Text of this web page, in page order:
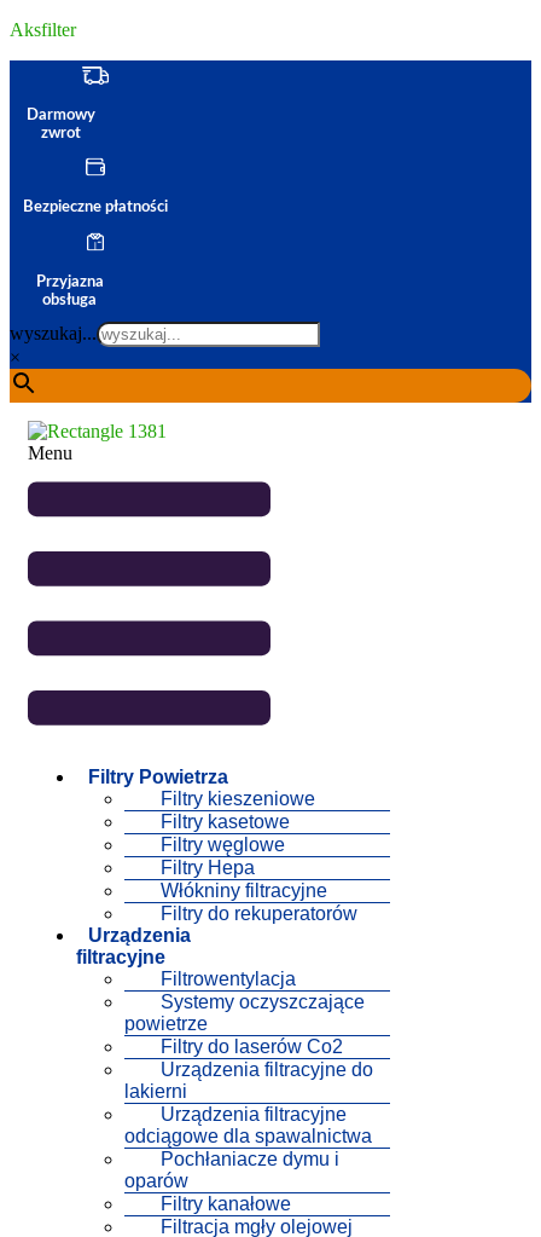
Aksfilter
Darmowy
zwrot
Bezpieczne płatności
Przyjazna
obsługa
wyszukaj...
×
Menu
Filtry Powietrza
Filtry kieszeniowe
Filtry kasetowe
Filtry węglowe
Filtry Hepa
Włókniny filtracyjne
Filtry do rekuperatorów
Urządzenia
filtracyjne
Filtrowentylacja
Systemy oczyszczające
powietrze
Filtry do laserów Co2
Urządzenia filtracyjne do
lakierni
Urządzenia filtracyjne
odciągowe dla spawalnictwa
Pochłaniacze dymu i
oparów
Filtry kanałowe
Filtracja mgły olejowej